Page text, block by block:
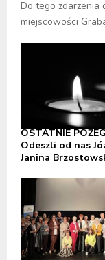
Do tego zdarzenia
miejscowości
OSTATNIE
Odeszli od nas
Janina